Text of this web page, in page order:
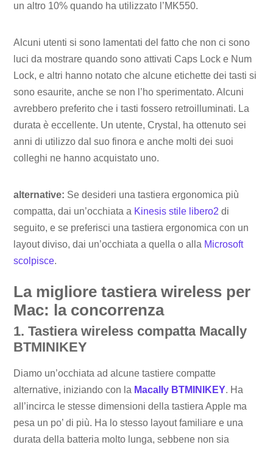
un altro 10% quando ha utilizzato l’MK550.
Alcuni utenti si sono lamentati del fatto che non ci sono
luci da mostrare quando sono attivati ​​Caps Lock e Num
Lock, e altri hanno notato che alcune etichette dei tasti si
sono esaurite, anche se non l’ho sperimentato. Alcuni
avrebbero preferito che i tasti fossero retroilluminati. La
durata è eccellente. Un utente, Crystal, ha ottenuto sei
anni di utilizzo dal suo finora e anche molti dei suoi
colleghi ne hanno acquistato uno.
alternative: Se desideri una tastiera ergonomica più
compatta, dai un’occhiata a Kinesis stile libero2 di
seguito, e se preferisci una tastiera ergonomica con un
layout diviso, dai un’occhiata a quella o alla Microsoft
scolpisce.
La migliore tastiera wireless per
Mac: la concorrenza
1. Tastiera wireless compatta Macally
BTMINIKEY
Diamo un’occhiata ad alcune tastiere compatte
alternative, iniziando con la Macally BTMINIKEY. Ha
all’incirca le stesse dimensioni della tastiera Apple ma
pesa un po’ di più. Ha lo stesso layout familiare e una
durata della batteria molto lunga, sebbene non sia